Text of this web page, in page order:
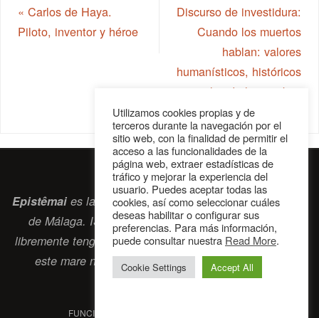
« Carlos de Haya.
Piloto, inventor y héroe
Discurso de investidura:
Cuando los muertos
hablan: valores
humanísticos, históricos
y sociales de las tumbas
Epistêmaies la revista digital de la Sociedad Erasmiana
de Málaga. ISSN 2697-2468. Bienvenidos cuantos
libremente tengan algo que intercambiar navegando por
este mare nostrumque es el océano erasmiano.
contacto@epistemai.es
FUNCIONA CON
Utilizamos cookies propias y de
terceros durante la navegación por el
sitio web, con la finalidad de permitir el
acceso a las funcionalidades de la
página web, extraer estadísticas de
tráfico y mejorar la experiencia del
usuario. Puedes aceptar todas las
cookies, así como seleccionar cuáles
deseas habilitar o configurar sus
preferencias. Para más información,
puede consultar nuestra Read More.
Cookie Settings Accept All